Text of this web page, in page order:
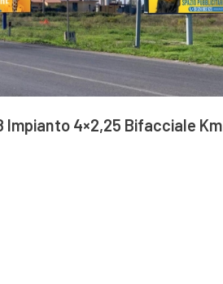
Impianto 4×2,25 Bifacciale Km